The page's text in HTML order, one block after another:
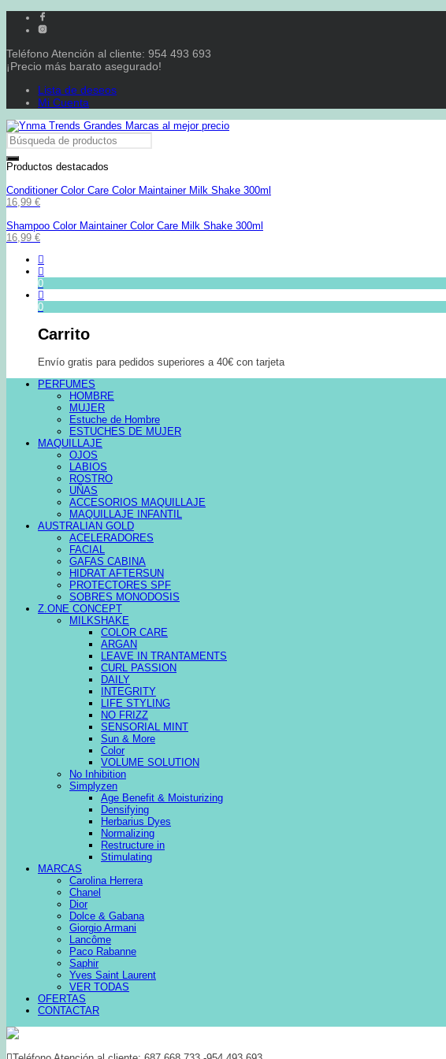
Teléfono Atención al cliente: 954 493 693
¡Precio más barato asegurado!
Lista de deseos
Mi Cuenta
Productos destacados
Conditioner Color Care Color Maintainer Milk Shake 300ml
16,99 €
Shampoo Color Maintainer Color Care Milk Shake 300ml
16,99 €
0
0
Carrito
Envío gratis para pedidos superiores a 40€ con tarjeta
PERFUMES
HOMBRE
MUJER
Estuche de Hombre
ESTUCHES DE MUJER
MAQUILLAJE
OJOS
LABIOS
ROSTRO
UÑAS
ACCESORIOS MAQUILLAJE
MAQUILLAJE INFANTIL
AUSTRALIAN GOLD
ACELERADORES
FACIAL
GAFAS CABINA
HIDRAT AFTERSUN
PROTECTORES SPF
SOBRES MONODOSIS
Z.ONE CONCEPT
MILKSHAKE
COLOR CARE
ARGAN
LEAVE IN TRANTAMENTS
CURL PASSION
DAILY
INTEGRITY
LIFE STYLING
NO FRIZZ
SENSORIAL MINT
Sun & More
Color
VOLUME SOLUTION
No Inhibition
Simplyzen
Age Benefit & Moisturizing
Densifying
Herbarius Dyes
Normalizing
Restructure in
Stimulating
MARCAS
Carolina Herrera
Chanel
Dior
Dolce & Gabana
Giorgio Armani
Lancôme
Paco Rabanne
Saphir
Yves Saint Laurent
VER TODAS
OFERTAS
CONTACTAR